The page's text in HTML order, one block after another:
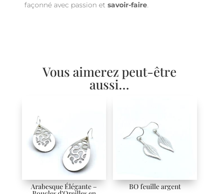
façonné avec passion et savoir-faire.
Vous aimerez peut-être
aussi…
Arabesque Élégante – BO feuille argent